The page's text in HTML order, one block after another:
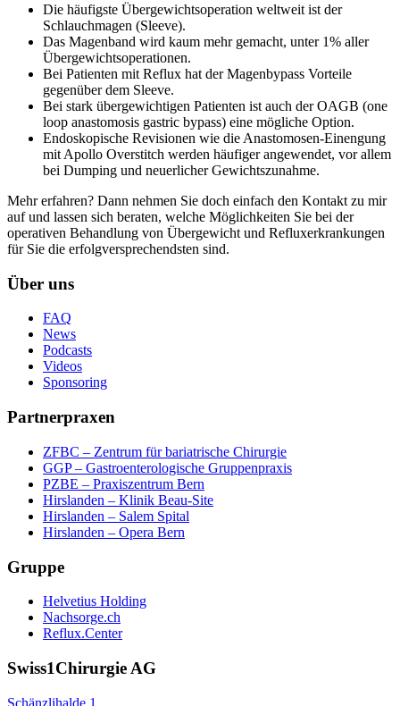
Die häufigste Übergewichtsoperation weltweit ist der
Schlauchmagen (Sleeve).
Das Magenband wird kaum mehr gemacht, unter 1% aller
Übergewichtsoperationen.
Bei Patienten mit Reflux hat der Magenbypass Vorteile
gegenüber dem Sleeve.
Bei stark übergewichtigen Patienten ist auch der OAGB (one
loop anastomosis gastric bypass) eine mögliche Option.
Endoskopische Revisionen wie die Anastomosen-Einengung
mit Apollo Overstitch werden häufiger angewendet, vor allem
bei Dumping und neuerlicher Gewichtszunahme.
Mehr erfahren? Dann nehmen Sie doch einfach den Kontakt zu mir
auf und lassen sich beraten, welche Möglichkeiten Sie bei der
operativen Behandlung von Übergewicht und Refluxerkrankungen
für Sie die erfolgversprechendsten sind.
Über uns
FAQ
News
Podcasts
Videos
Sponsoring
Partnerpraxen
ZFBC – Zentrum für bariatrische Chirurgie
GGP – Gastroenterologische Gruppenpraxis
PZBE – Praxiszentrum Bern
Hirslanden – Klinik Beau-Site
Hirslanden – Salem Spital
Hirslanden – Opera Bern
Gruppe
Helvetius Holding
Nachsorge.ch
Reflux.Center
Swiss1Chirurgie AG
Schänzlihalde 1